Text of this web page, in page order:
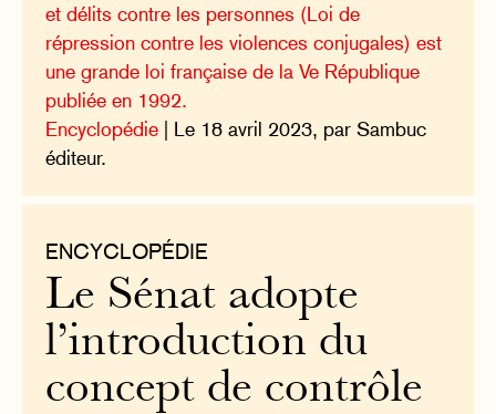
et délits contre les personnes (Loi de
répression contre les violences conjugales) est
une grande loi française de la Ve République
publiée en 1992.
Encyclopédie | Le 18 avril 2023, par Sambuc
éditeur.
ENCYCLOPÉDIE
Le Sénat adopte
l’introduction du
concept de contrôle